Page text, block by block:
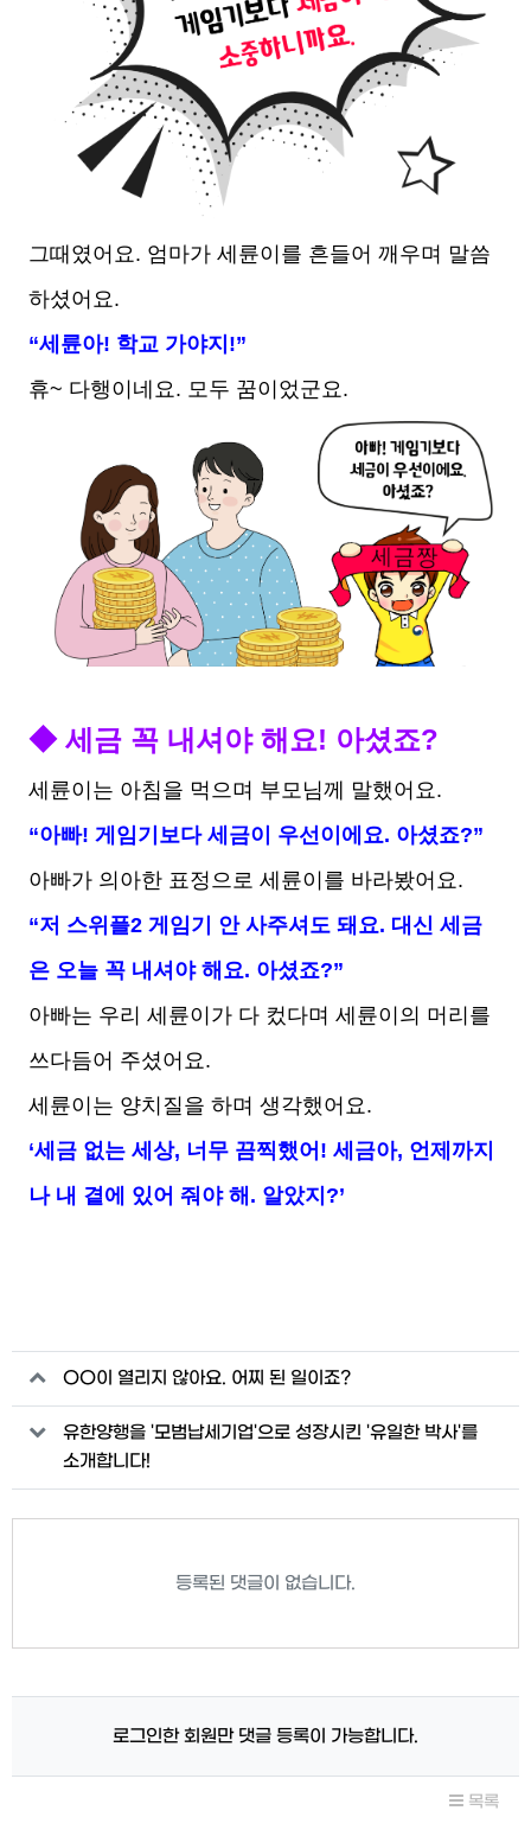
그때였어요. 엄마가 세륜이를 흔들어 깨우며 말씀
하셨어요.
“세륜아! 학교 가야지!”
휴~ 다행이네요. 모두 꿈이었군요.
◆ 세금 꼭 내셔야 해요! 아셨죠?
세륜이는 아침을 먹으며 부모님께 말했어요.
“아빠! 게임기보다 세금이 우선이에요. 아셨죠?”
아빠가 의아한 표정으로 세륜이를 바라봤어요.
“저 스위플2 게임기 안 사주셔도 돼요. 대신 세금
은 오늘 꼭 내셔야 해요. 아셨죠?”
아빠는 우리 세륜이가 다 컸다며 세륜이의 머리를
쓰다듬어 주셨어요.
세륜이는 양치질을 하며 생각했어요.
‘세금 없는 세상, 너무 끔찍했어! 세금아, 언제까지
나 내 곁에 있어 줘야 해. 알았지?’
관련자료
OO이 열리지 않아요. 어찌 된 일이죠?
유한양행을 '모범납세기업'으로 성장시킨 '유일한 박사'를
소개합니다!
등록된 댓글이 없습니다.
로그인한 회원만 댓글 등록이 가능합니다.
목록